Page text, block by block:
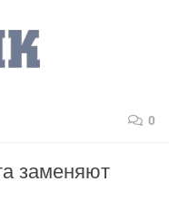
0
заменяют